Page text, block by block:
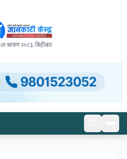
२१ श्रावण २०८३, बिहीबार